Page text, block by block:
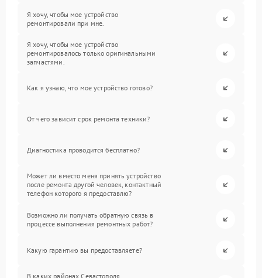
Я хочу, чтобы мое устройство
ремонтировали при мне.
Я хочу, чтобы мое устройство
ремонтировалось только оригинальными
запчастями.
Как я узнаю, что мое устройство готово?
От чего зависит срок ремонта техники?
Диагностика проводится бесплатно?
Может ли вместо меня принять устройство
после ремонта другой человек, контактный
телефон которого я предоставлю?
Возможно ли получать обратную связь в
процессе выполнения ремонтных работ?
Какую гарантию вы предоставляете?
В каких районах Севастополя